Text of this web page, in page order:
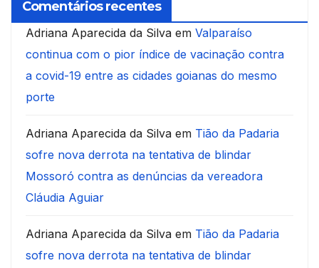
Comentários recentes
Adriana Aparecida da Silva em Valparaíso
continua com o pior índice de vacinação contra
a covid-19 entre as cidades goianas do mesmo
porte
Adriana Aparecida da Silva em Tião da Padaria
sofre nova derrota na tentativa de blindar
Mossoró contra as denúncias da vereadora
Cláudia Aguiar
Adriana Aparecida da Silva em Tião da Padaria
sofre nova derrota na tentativa de blindar